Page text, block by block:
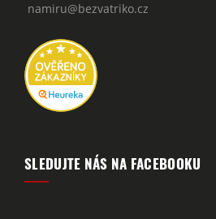
namiru@bezvatriko.cz
SLEDUJTE NÁS NA FACEBOOKU